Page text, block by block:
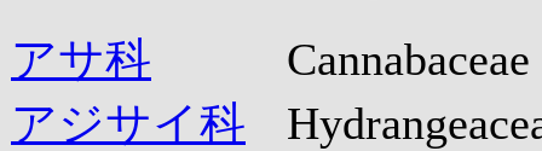
アサ科
Cannabaceae
アジサイ科